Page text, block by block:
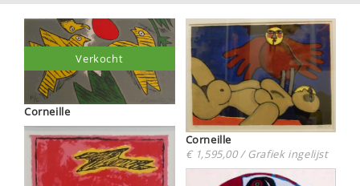
Corneille
Verkocht
Corneille
€ 1,595,00 / Grafiek ingelijst